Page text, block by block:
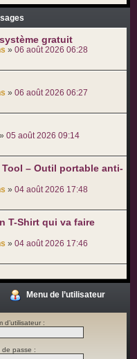
gratuit
» 06 août 2026 06:28
» 06 août 2026 06:27
» 05 août 2026 09:14
– Outil portable anti-
» 04 août 2026 17:48
T-Shirt qui va faire
» 04 août 2026 17:46
Menu de l’utilisateur
d’utilisateur :
de passe :